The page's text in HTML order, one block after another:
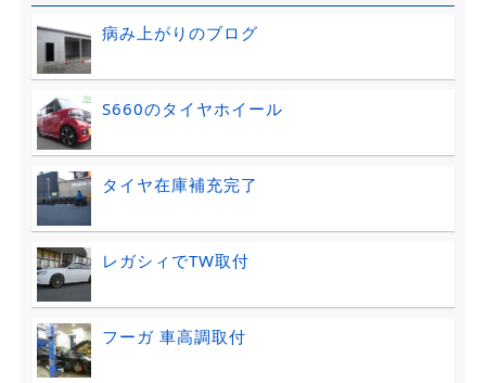
病み上がりのブログ
S660のタイヤホイール
タイヤ在庫補充完了
レガシィでTW取付
フーガ 車高調取付